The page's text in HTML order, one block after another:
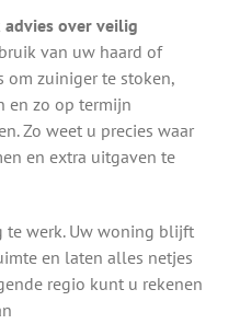
advies over veilig
van uw haard of
om zuiniger te stoken,
en zo op termijn
Zo weet u precies waar
en extra uitgaven te
te werk. Uw woning blijft
en laten alles netjes
regio kunt u rekenen